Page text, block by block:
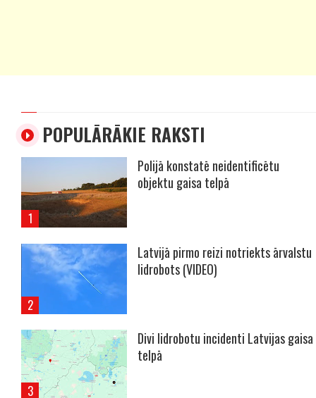
POPULĀRĀKIE RAKSTI
Polijā konstatē neidentificētu
objektu gaisa telpā
Latvijā pirmo reizi notriekts ārvalstu
lidrobots (VIDEO)
Divi lidrobotu incidenti Latvijas gaisa
telpā